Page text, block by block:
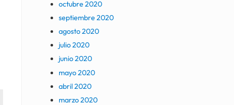
octubre 2020
septiembre 2020
agosto 2020
julio 2020
junio 2020
mayo 2020
abril 2020
marzo 2020